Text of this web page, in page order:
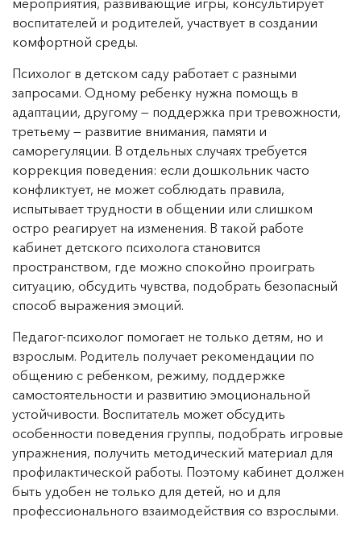
воспитателей и родителей, участвует в создании
комфортной среды.
Психолог в детском саду работает с разными
запросами. Одному ребенку нужна помощь в
адаптации, другому — поддержка при тревожности,
третьему — развитие внимания, памяти и
саморегуляции. В отдельных случаях требуется
коррекция поведения: если дошкольник часто
конфликтует, не может соблюдать правила,
испытывает трудности в общении или слишком
остро реагирует на изменения. В такой работе
кабинет детского психолога становится
пространством, где можно спокойно проиграть
ситуацию, обсудить чувства, подобрать безопасный
способ выражения эмоций.
Педагог-психолог помогает не только детям, но и
взрослым. Родитель получает рекомендации по
общению с ребенком, режиму, поддержке
самостоятельности и развитию эмоциональной
устойчивости. Воспитатель может обсудить
особенности поведения группы, подобрать игровые
упражнения, получить методический материал для
профилактической работы. Поэтому кабинет должен
быть удобен не только для детей, но и для
профессионального взаимодействия со взрослыми.